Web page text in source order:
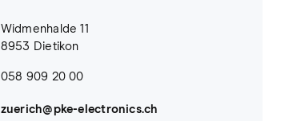
Widmenhalde 11
8953 Dietikon
058 909 20 00
zuerich@pke-electronics.ch